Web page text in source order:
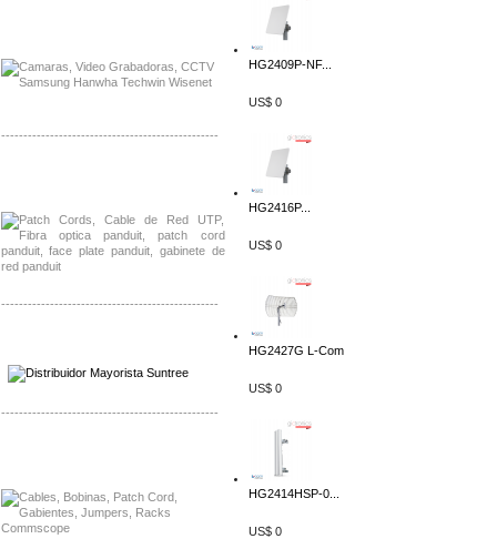
-------------------------------------------------
-------------------------------------------------
-------------------------------------------------
HG2409P-NF...
US$ 0
HG2416P...
US$ 0
HG2427G L-Com
US$ 0
HG2414HSP-0...
US$ 0